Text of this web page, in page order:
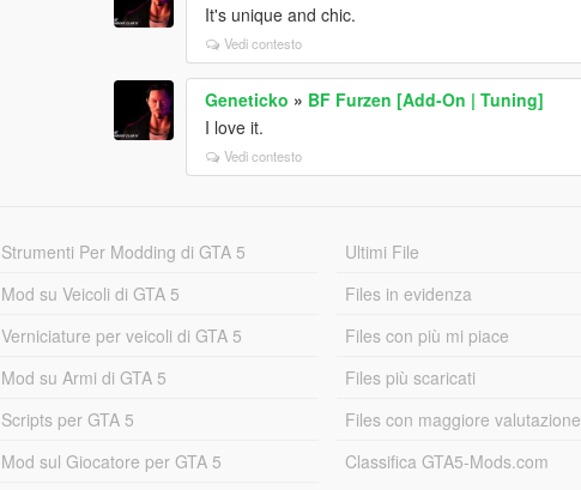
It's unique and chic.
Vedi contesto
Geneticko » BF Furzen [Add-On | Tuning]
I love it.
Vedi contesto
Strumenti Per Modding di GTA 5
Mod su Veicoli di GTA 5
Verniciature per veicoli di GTA 5
Mod su Armi di GTA 5
Scripts per GTA 5
Mod sul Giocatore per GTA 5
Ultimi File
Files in evidenza
Files con più mi piace
Files più scaricati
Files con maggiore valutazione
Classifica GTA5-Mods.com